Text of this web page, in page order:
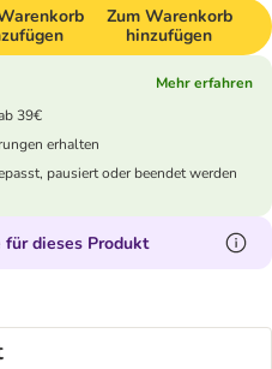
Zum Warenkorb
hinzufügen
Mehr erfahren
39€
erhalten
pausiert oder beendet werden
für dieses Produkt